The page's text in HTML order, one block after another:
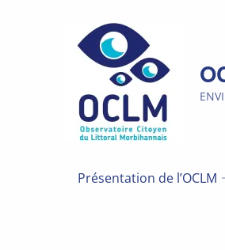
Présentation de l’OCLM